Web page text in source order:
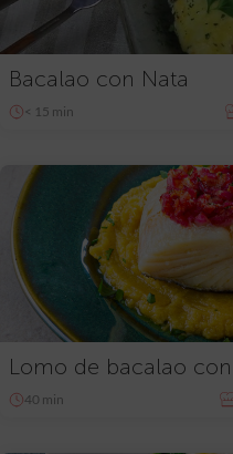
Bacalao con Nata
< 15 min
Lomo de bacalao
40 min